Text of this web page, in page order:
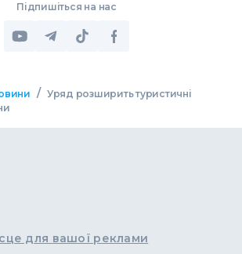
Підпишіться на нас
/ Уряд розширить туристичні
для вашої реклами